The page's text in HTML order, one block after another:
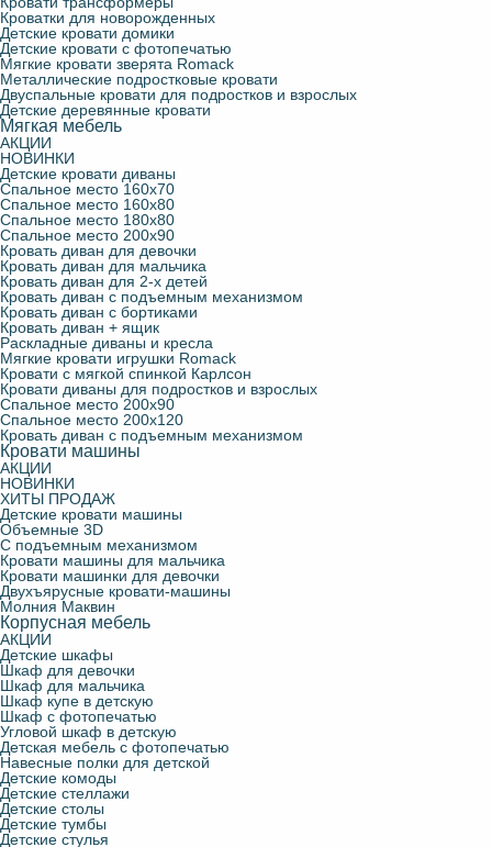
Кроватки для новорожденных
Детские кровати домики
Детские кровати с фотопечатью
Мягкие кровати зверята Romack
Металлические подростковые кровати
Двуспальные кровати для подростков и взрослых
Детские деревянные кровати
Мягкая мебель
АКЦИИ
НОВИНКИ
Детские кровати диваны
Спальное место 160х70
Спальное место 160х80
Спальное место 180х80
Спальное место 200х90
Кровать диван для девочки
Кровать диван для мальчика
Кровать диван для 2-х детей
Кровать диван с подъемным механизмом
Кровать диван с бортиками
Кровать диван + ящик
Раскладные диваны и кресла
Мягкие кровати игрушки Romack
Кровати с мягкой спинкой Карлсон
Кровати диваны для подростков и взрослых
Спальное место 200х90
Спальное место 200х120
Кровать диван с подъемным механизмом
Кровати машины
АКЦИИ
НОВИНКИ
ХИТЫ ПРОДАЖ
Детские кровати машины
Объемные 3D
С подъемным механизмом
Кровати машины для мальчика
Кровати машинки для девочки
Двухъярусные кровати-машины
Молния Маквин
Корпусная мебель
АКЦИИ
Детские шкафы
Шкаф для девочки
Шкаф для мальчика
Шкаф купе в детскую
Шкаф с фотопечатью
Угловой шкаф в детскую
Детская мебель с фотопечатью
Навесные полки для детской
Детские комоды
Детские стеллажи
Детские столы
Детские тумбы
Детские стулья
Детские кровати чердаки
Мягкие кровати зверята Romack
Кроватки для новорожденных
Двуспальные кровати для подростков и взрослых
Металлические подростковые кровати
Кровать для троих детей
Детские деревянные кровати
Кровати трансформеры
С подъемным механизмом
Молния Маквин
Детские стулья
Навесные полки для детской
Парты школьные
Кровать диван с подъемным механизмом
Кровать диван с бортиками
Кровать диван + ящик
Раскладные диваны и кресла
Конверты для новорожденных
Фотошторы